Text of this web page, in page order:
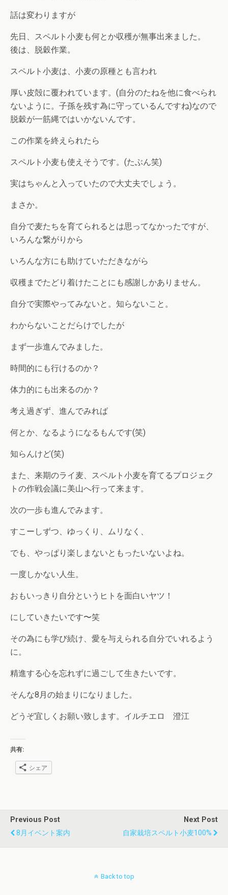
話は変わりますが
先日、スペルト小麦も何とか収穫が無事出来ました。
後は、脱穀作業。
スペルト小麦は、小麦の原種とも言われ
厚い皮殻に覆われています。(自分のたねを他に食べられ
ないように。子孫を残す為に守っているんですね)なので
脱穀が一筋縄ではいかないんです。
この作業を終えられたら
スペルト小麦も使えそうです。(たぶん笑)
実はちゃんと入っていたので大丈夫でしょう。
まさか。
自分で麦たちを育てられるとは思ってなかったですが、
いろんな繋がりから
いろんな方にも助けていただきながら
収穫までたどり着けたことにも感謝しかありません。
自分で実際やってみないと。知らないこと。
わからないことだらけでしたが
まず一歩進んでみました。
時間的にも行けるのか？
体力的にも出来るのか？
考え過ぎず、進んでみれば
何とか、なるようになるもんです(笑)
知らんけど(笑)
また、来期のライ麦、スペルト小麦を育てるプロジェク
トの作戦会議に美山へ行って来ます。
次の一歩も進んでみます。
すこーしずつ、ゆっくり、ムリなく、
でも、やっぱり楽しまないともったいないよね。
一度しかない人生。
おもいっきり自分というヒトを面白いヤツ！
にしていきたいです〜笑
その為にも学び続け、愛を与えられる自分でいれるよう
に。
精進する心を忘れずに過ごして生きたいです。
そんな8月の始まりになりました。
どうぞ宜しくお願い致します。イルチエロ 澄江
共有:
シェア
Previous Post
8月イベント案内
Next Post
自家栽培スペルト小麦100%
Back to top